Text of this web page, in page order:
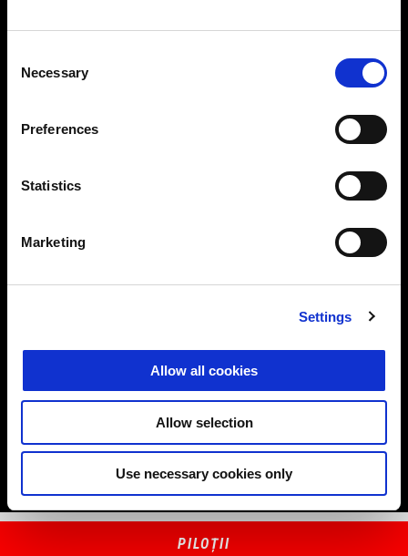
Selection
Necessary
Preferences
Statistics
Marketing
Settings
Allow all cookies
Allow selection
Use necessary cookies only
"Sunt extrem de entuziasmat de această nouă provocare, de a
noastră – atât Aprilia, cât și eu. Sunt în locul potrivit pentru a
realiza lucruri extraordinare, va fi o provocare palpitantă, iar noi
toți suntem foarte determinați. Simt cu adevărat căldura de a
face parte din această echipă și cred că acesta este locul perfect
PILOȚII